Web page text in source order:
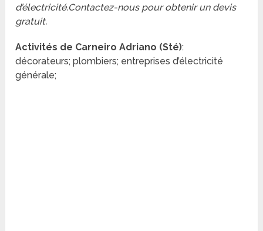
d’électricité.Contactez-nous pour obtenir un devis
gratuit.
Activités de Carneiro Adriano (Sté):
décorateurs; plombiers; entreprises d’électricité
générale;